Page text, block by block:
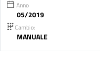
Anno
05/2019
Cambio:
MANUALE